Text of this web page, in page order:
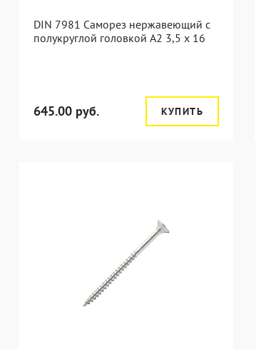
DIN 7981 Саморез нержавеющий с
полукруглой головкой А2 3,5 x 16
645.00 руб. КУПИТЬ